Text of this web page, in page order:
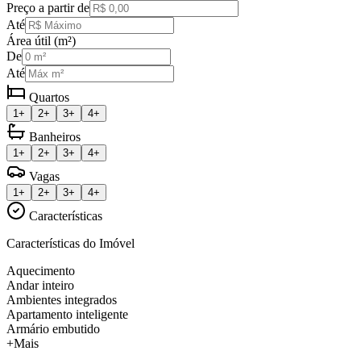
Preço a partir de
Até
Área útil (m²)
De
Até
Quartos
1+ 2+ 3+ 4+
Banheiros
1+ 2+ 3+ 4+
Vagas
1+ 2+ 3+ 4+
Características
Características do Imóvel
Aquecimento
Andar inteiro
Ambientes integrados
Apartamento inteligente
Armário embutido
+Mais